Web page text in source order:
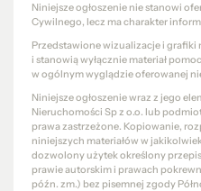
Niniejsze ogłoszenie nie stanowi
Cywilnego, lecz ma charakter
Przedstawione wizualizacje i grafiki
i stanowią wyłącznie materiał
w ogólnym wyglądzie oferowanej
Niniejsze ogłoszenie wraz z jego
Nieruchomości Sp z o.o. lub
prawa zastrzeżone. Kopiowanie,
niniejszych materiałów w
dozwolony użytek określony
prawie autorskim i prawach
późn. zm.) bez pisemnej zgody